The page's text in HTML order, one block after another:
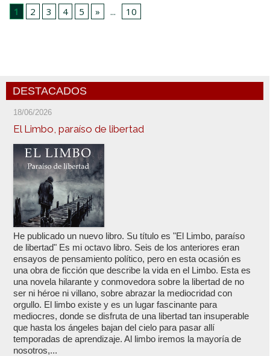
1
2 3 4 5 » ... 10
DESTACADOS
18/06/2026
El Limbo, paraíso de libertad
He publicado un nuevo libro. Su título es "El Limbo, paraíso
de libertad" Es mi octavo libro. Seis de los anteriores eran
ensayos de pensamiento político, pero en esta ocasión es
una obra de ficción que describe la vida en el Limbo. Esta es
una novela hilarante y conmovedora sobre la libertad de no
ser ni héroe ni villano, sobre abrazar la mediocridad con
orgullo. El limbo existe y es un lugar fascinante para
mediocres, donde se disfruta de una libertad tan insuperable
que hasta los ángeles bajan del cielo para pasar allí
temporadas de aprendizaje. Al limbo iremos la mayoría de
nosotros,...